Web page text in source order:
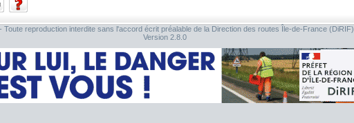
Toute reproduction interdite sans l'accord écrit préalable de la Direction des routes Île-de-France (DiRIF).
Version 2.8.0